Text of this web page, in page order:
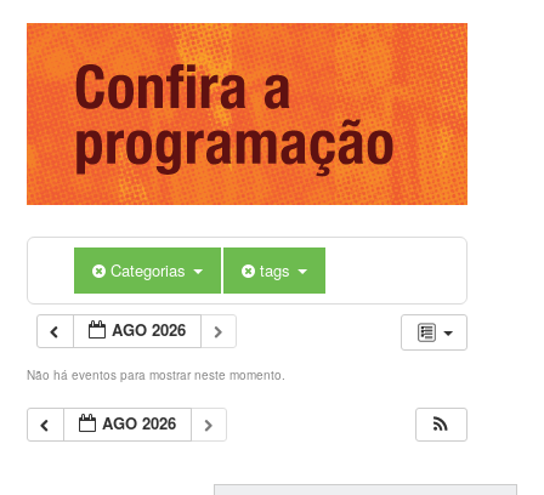
Categorias tags
AGO 2026
Não há eventos para mostrar neste momento.
AGO 2026